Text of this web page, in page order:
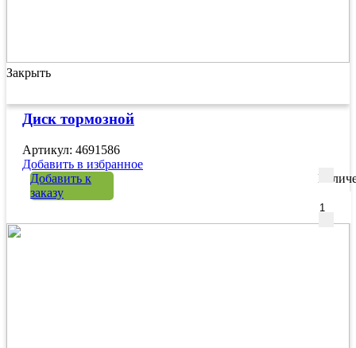
Закрыть
Диск тормозной
Артикул: 4691586
Добавить в избранное
Добавить к
заказу